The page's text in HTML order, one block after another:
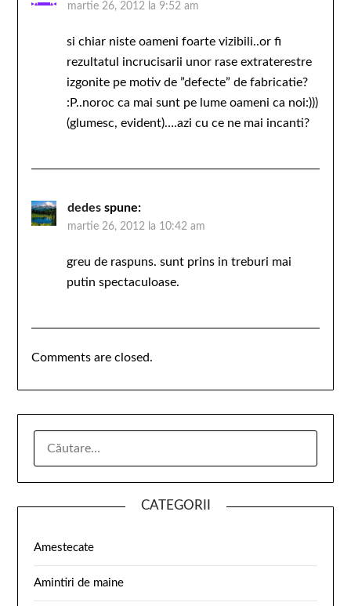
martie 26, 2012 la 9:52 am
si chiar niste oameni foarte vizibili..or fi
rezultatul incrucisarii unor rase extraterestre
izgonite pe motiv de ”defecte” de fabricatie?
:P..noroc ca mai sunt pe lume oameni ca noi:)))
(glumesc, evident)….azi cu ce ne mai incanti?
dedes spune:
martie 26, 2012 la 10:42 am
greu de raspuns. sunt prins in treburi mai
putin spectaculoase.
Comments are closed.
CATEGORII
Amestecate
Amintiri de maine